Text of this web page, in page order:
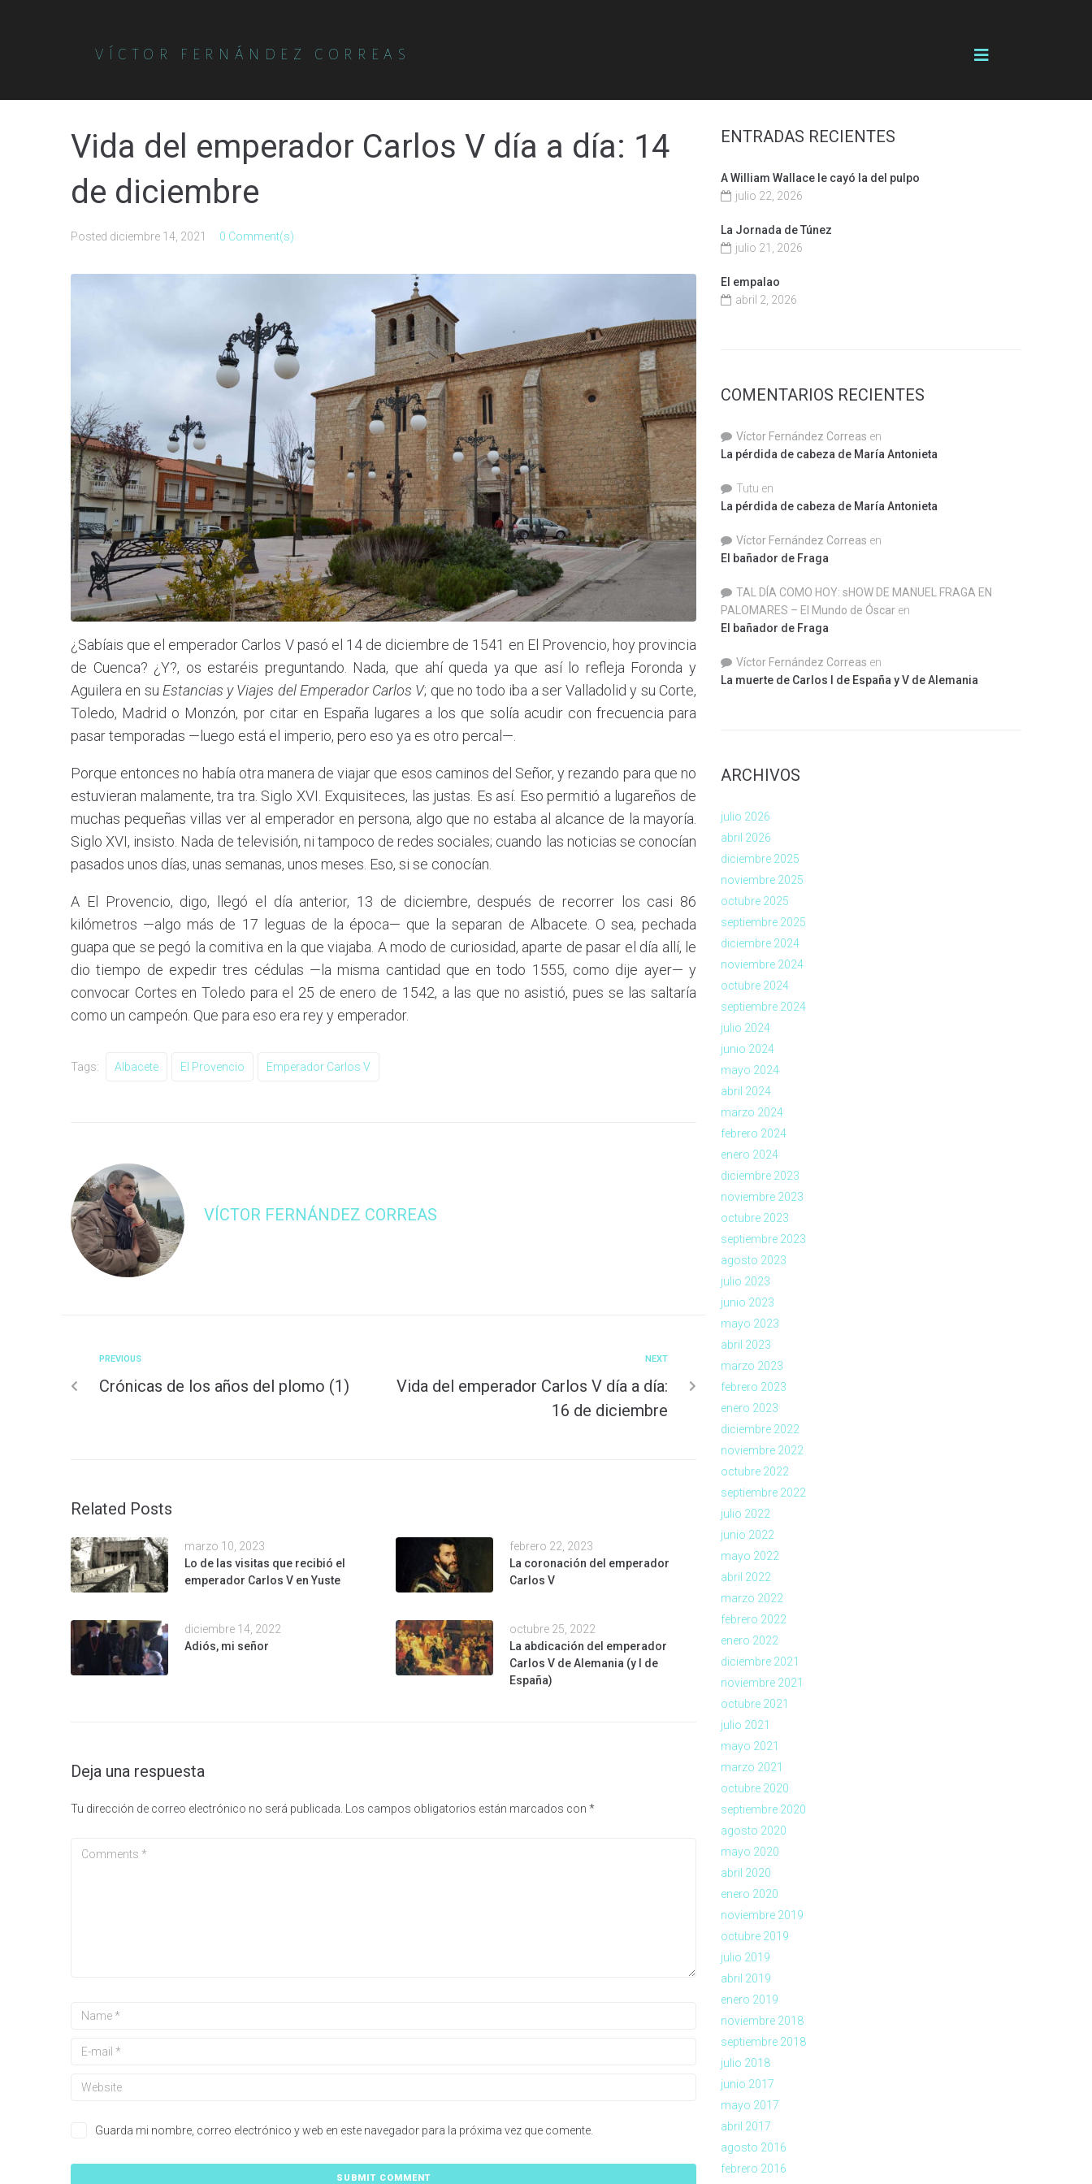
VÍCTOR FERNÁNDEZ CORREAS
Vida del emperador Carlos V día a día: 14
de diciembre
Posted diciembre 14, 2021 0 Comment(s)
¿Sabíais que el emperador Carlos V pasó el 14 de diciembre de 1541 en El Provencio, hoy provincia
de Cuenca? ¿Y?, os estaréis preguntando. Nada, que ahí queda ya que así lo refleja Foronda y
Aguilera en su Estancias y Viajes del Emperador Carlos V; que no todo iba a ser Valladolid y su Corte,
Toledo, Madrid o Monzón, por citar en España lugares a los que solía acudir con frecuencia para
pasar temporadas —luego está el imperio, pero eso ya es otro percal—.
Porque entonces no había otra manera de viajar que esos caminos del Señor, y rezando para que no
estuvieran malamente, tra tra. Siglo XVI. Exquisiteces, las justas. Es así. Eso permitió a lugareños de
muchas pequeñas villas ver al emperador en persona, algo que no estaba al alcance de la mayoría.
Siglo XVI, insisto. Nada de televisión, ni tampoco de redes sociales; cuando las noticias se conocían
pasados unos días, unas semanas, unos meses. Eso, si se conocían.
A El Provencio, digo, llegó el día anterior, 13 de diciembre, después de recorrer los casi 86
kilómetros —algo más de 17 leguas de la época— que la separan de Albacete. O sea, pechada
guapa que se pegó la comitiva en la que viajaba. A modo de curiosidad, aparte de pasar el día allí, le
dio tiempo de expedir tres cédulas —la misma cantidad que en todo 1555, como dije ayer— y
convocar Cortes en Toledo para el 25 de enero de 1542, a las que no asistió, pues se las saltaría
como un campeón. Que para eso era rey y emperador.
Tags: Albacete El Provencio Emperador Carlos V
VÍCTOR FERNÁNDEZ CORREAS
PREVIOUS
Crónicas de los años del plomo (1)
NEXT
Vida del emperador Carlos V día a día:
16 de diciembre
Related Posts
marzo 10, 2023
Lo de las visitas que recibió el
emperador Carlos V en Yuste
febrero 22, 2023
La coronación del emperador
Carlos V
diciembre 14, 2022
Adiós, mi señor
octubre 25, 2022
La abdicación del emperador
Carlos V de Alemania (y I de
España)
Deja una respuesta
Tu dirección de correo electrónico no será publicada. Los campos obligatorios están marcados con *
Guarda mi nombre, correo electrónico y web en este navegador para la próxima vez que comente.
ENTRADAS RECIENTES
A William Wallace le cayó la del pulpo
julio 22, 2026
La Jornada de Túnez
julio 21, 2026
El empalao
abril 2, 2026
COMENTARIOS RECIENTES
Víctor Fernández Correas en
La pérdida de cabeza de María Antonieta
Tutu en
La pérdida de cabeza de María Antonieta
Víctor Fernández Correas en
El bañador de Fraga
TAL DÍA COMO HOY: sHOW DE MANUEL FRAGA EN
PALOMARES – El Mundo de Óscar en
El bañador de Fraga
Víctor Fernández Correas en
La muerte de Carlos I de España y V de Alemania
ARCHIVOS
julio 2026
abril 2026
diciembre 2025
noviembre 2025
octubre 2025
septiembre 2025
diciembre 2024
noviembre 2024
octubre 2024
septiembre 2024
julio 2024
junio 2024
mayo 2024
abril 2024
marzo 2024
febrero 2024
enero 2024
diciembre 2023
noviembre 2023
octubre 2023
septiembre 2023
agosto 2023
julio 2023
junio 2023
mayo 2023
abril 2023
marzo 2023
febrero 2023
enero 2023
diciembre 2022
noviembre 2022
octubre 2022
septiembre 2022
julio 2022
junio 2022
mayo 2022
abril 2022
marzo 2022
febrero 2022
enero 2022
diciembre 2021
noviembre 2021
octubre 2021
julio 2021
mayo 2021
marzo 2021
octubre 2020
septiembre 2020
agosto 2020
mayo 2020
abril 2020
enero 2020
noviembre 2019
octubre 2019
julio 2019
abril 2019
enero 2019
noviembre 2018
septiembre 2018
julio 2018
junio 2017
mayo 2017
abril 2017
agosto 2016
febrero 2016